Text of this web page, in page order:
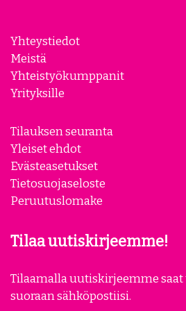
Yhteystiedot
Yhteistyökumppanit
Yrityksille
Tilauksen seuranta
Yleiset ehdot
Tietosuojaseloste
Tilaa uutiskirjeemme!